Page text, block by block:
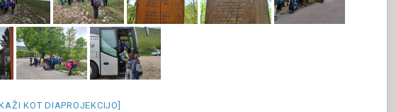
KOT DIAPROJEKCIJO]